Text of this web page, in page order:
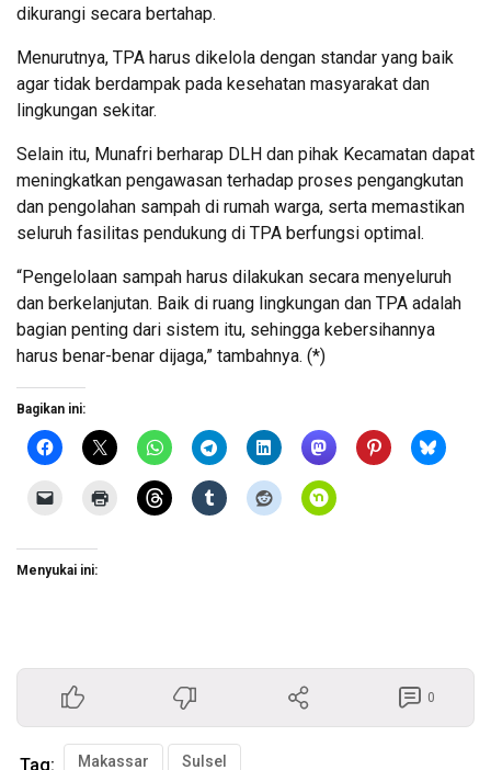
dikurangi secara bertahap.
Menurutnya, TPA harus dikelola dengan standar yang baik
agar tidak berdampak pada kesehatan masyarakat dan
lingkungan sekitar.
Selain itu, Munafri berharap DLH dan pihak Kecamatan dapat
meningkatkan pengawasan terhadap proses pengangkutan
dan pengolahan sampah di rumah warga, serta memastikan
seluruh fasilitas pendukung di TPA berfungsi optimal.
“Pengelolaan sampah harus dilakukan secara menyeluruh
dan berkelanjutan. Baik di ruang lingkungan dan TPA adalah
bagian penting dari sistem itu, sehingga kebersihannya
harus benar-benar dijaga,” tambahnya. (*)
Bagikan ini:
Menyukai ini:
0
Tag: Makassar Sulsel